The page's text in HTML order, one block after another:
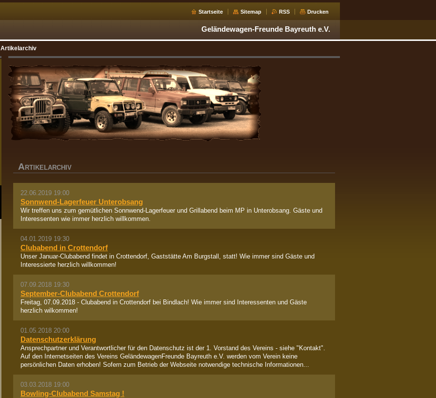
Startseite Sitemap RSS Drucken
Geländewagen-Freunde Bayreuth e.V.
Artikelarchiv
A RTIKELARCHIV
22.06.2019 19:00
Sonnwend-Lagerfeuer Unterobsang
Wir treffen uns zum gemütlichen Sonnwend-Lagerfeuer und Grillabend beim MP in Unterobsang. Gäste und
Interessenten wie immer herzlich willkommen.
04.01.2019 19:30
Clubabend in Crottendorf
Unser Januar-Clubabend findet in Crottendorf, Gaststätte Am Burgstall, statt! Wie immer sind Gäste und
Interessierte herzlich willkommen!
07.09.2018 19:30
September-Clubabend Crottendorf
Freitag, 07.09.2018 - Clubabend in Crottendorf bei Bindlach! Wie immer sind Interessenten und Gäste
herzlich wilkommen!
01.05.2018 20:00
Datenschutzerklärung
Ansprechpartner und Verantwortlicher für den Datenschutz ist der 1. Vorstand des Vereins - siehe "Kontakt".
Auf den Internetseiten des Vereins GeländewagenFreunde Bayreuth e.V. werden vom Verein keine
persönlichen Daten erhoben! Sofern zum Betrieb der Webseite notwendige technische Informationen...
03.03.2018 19:00
Bowling-Clubabend Samstag !